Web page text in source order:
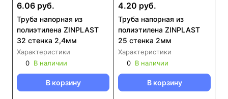
6.06 руб.
Труба напорная из
полиэтилена ZINPLAST
32 стенка 2,4мм
Характеристики
0 В наличии
В корзину
4.20 руб.
Труба напорная из
полиэтилена ZINPLAST
25 стенка 2мм
Характеристики
0 В наличии
В корзину